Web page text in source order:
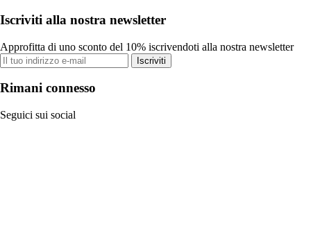
Iscriviti alla nostra newsletter
Approfitta di uno sconto del 10% iscrivendoti alla nostra newsletter
Iscriviti
Rimani connesso
Seguici sui social